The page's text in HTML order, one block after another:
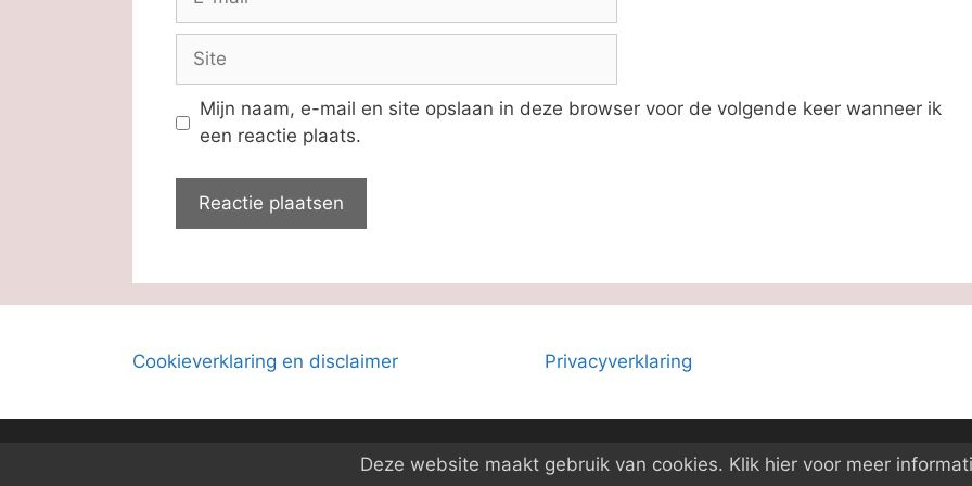
Site
Mijn naam, e-mail en site opslaan in deze browser voor de volgende keer wanneer ik
een reactie plaats.
Cookieverklaring en disclaimer Privacyverklaring
Deze website maakt gebruik van cookies. Klik hier voor meer